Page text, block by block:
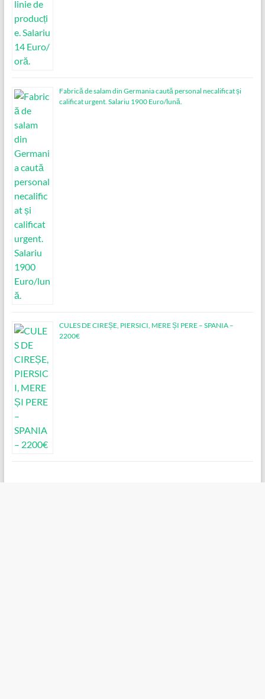
Fabrică de salam din Germania caută personal necalificat și
calificat urgent. Salariu 1900 Euro/lună.
CULES DE CIREȘE, PIERSICI, MERE ȘI PERE – SPANIA –
2200€